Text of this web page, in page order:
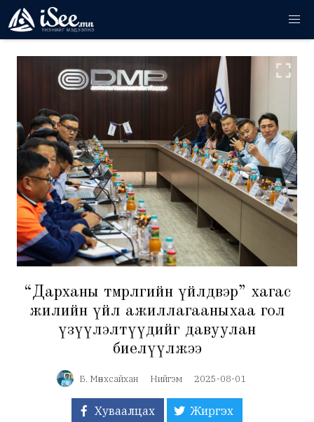
“Дарханы төмөрлөгийн үйлдвэр” хагас
жилийн үйл ажиллагааныхаа гол
үзүүлэлтүүдийг давуулан
биелүүлжээ
Б. Мөнхсайхан Нийгэм 2025-08-01
Хуваалцах Жиргэх